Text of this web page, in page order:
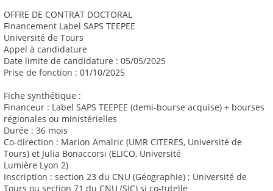
OFFRE DE CONTRAT DOCTORAL
Financement Label SAPS TEEPEE
Université de Tours
Appel à candidature
Date limite de candidature : 05/05/2025
Prise de fonction : 01/10/2025
Fiche synthétique :
Financeur : Label SAPS TEEPEE (demi-bourse acquise) + bourses
régionales ou ministérielles
Durée : 36 mois
Co-direction : Marion Amalric (UMR CITERES, Université de
Tours) et Julia Bonaccorsi (ELICO, Université
Lumière Lyon 2)
Inscription : section 23 du CNU (Géographie) ; Université de
Tours ou section 71 du CNU (SIC) si co-tutelle